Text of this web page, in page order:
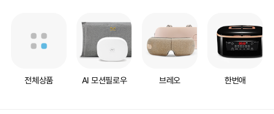
전체상품 AI 모션필로우 브레오 한번애